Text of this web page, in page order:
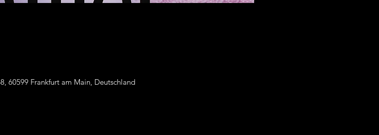
60599 Frankfurt am Main, Deutschland